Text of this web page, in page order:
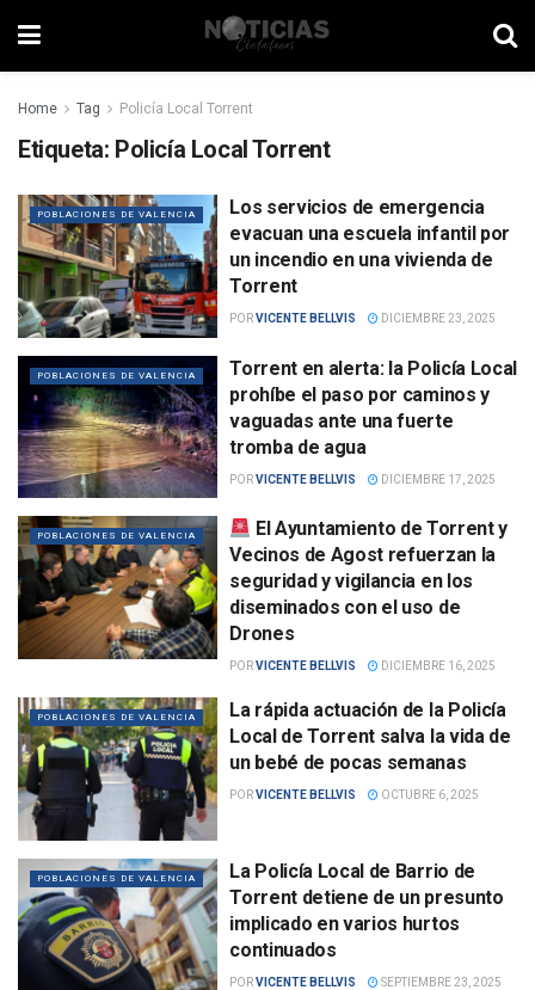
Home Tag Policía Local Torrent
Etiqueta: Policía Local Torrent
POBLACIONES DE VALENCIA
Los servicios de emergencia
evacuan una escuela infantil por
un incendio en una vivienda de
Torrent
PORVICENTE BELLVIS DICIEMBRE 23, 2025
POBLACIONES DE VALENCIA
Torrent en alerta: la Policía Local
prohíbe el paso por caminos y
vaguadas ante una fuerte
tromba de agua
PORVICENTE BELLVIS DICIEMBRE 17, 2025
POBLACIONES DE VALENCIA
El Ayuntamiento de Torrent y
Vecinos de Agost refuerzan la
seguridad y vigilancia en los
diseminados con el uso de
Drones
PORVICENTE BELLVIS DICIEMBRE 16, 2025
POBLACIONES DE VALENCIA
La rápida actuación de la Policía
Local de Torrent salva la vida de
un bebé de pocas semanas
PORVICENTE BELLVIS OCTUBRE 6, 2025
POBLACIONES DE VALENCIA
La Policía Local de Barrio de
Torrent detiene de un presunto
implicado en varios hurtos
continuados
PORVICENTE BELLVIS SEPTIEMBRE 23, 2025